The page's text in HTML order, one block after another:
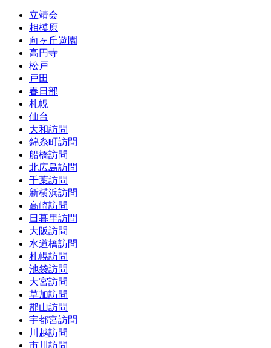
立靖会
相模原
向ヶ丘遊園
高円寺
松戸
戸田
春日部
札幌
仙台
大和訪問
錦糸町訪問
船橋訪問
北広島訪問
千葉訪問
新横浜訪問
高崎訪問
日暮里訪問
大阪訪問
水道橋訪問
札幌訪問
池袋訪問
大宮訪問
草加訪問
郡山訪問
宇都宮訪問
川越訪問
市川訪問